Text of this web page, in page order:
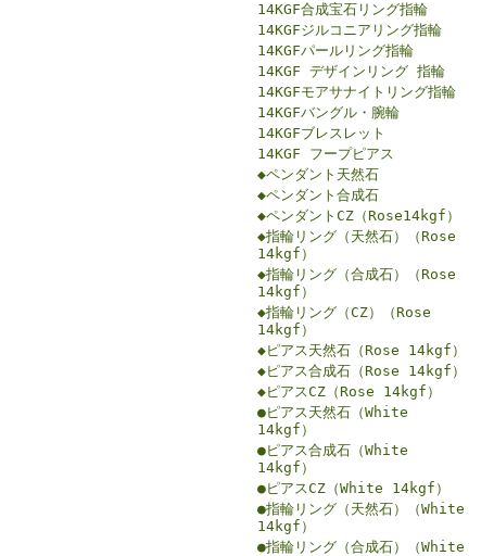
14KGF合成宝石リング指輪
14KGFジルコニアリング指輪
14KGFパールリング指輪
14KGF デザインリング 指輪
14KGFモアサナイトリング指輪
14KGFバングル・腕輪
14KGFブレスレット
14KGF フープピアス
◆ペンダント天然石
◆ペンダント合成石
◆ペンダントCZ（Rose14kgf）
◆指輪リング（天然石）（Rose
14kgf）
◆指輪リング（合成石）（Rose
14kgf）
◆指輪リング（CZ）（Rose
14kgf）
◆ピアス天然石（Rose 14kgf）
◆ピアス合成石（Rose 14kgf）
◆ピアスCZ（Rose 14kgf）
●ピアス天然石（White
14kgf）
●ピアス合成石（White
14kgf）
●ピアスCZ（White 14kgf）
●指輪リング（天然石）（White
14kgf）
●指輪リング（合成石）（White